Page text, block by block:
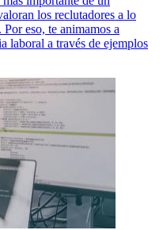
los reclutadores a lo
eso, te animamos a
laboral a través de ejemplos